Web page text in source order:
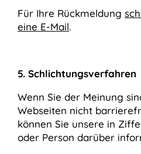
Für Ihre Rückmeldung
eine E-Mail.
5. Schlichtungsverfahren
Wenn Sie der Meinung
Webseiten nicht
können Sie unsere in
oder Person darüber